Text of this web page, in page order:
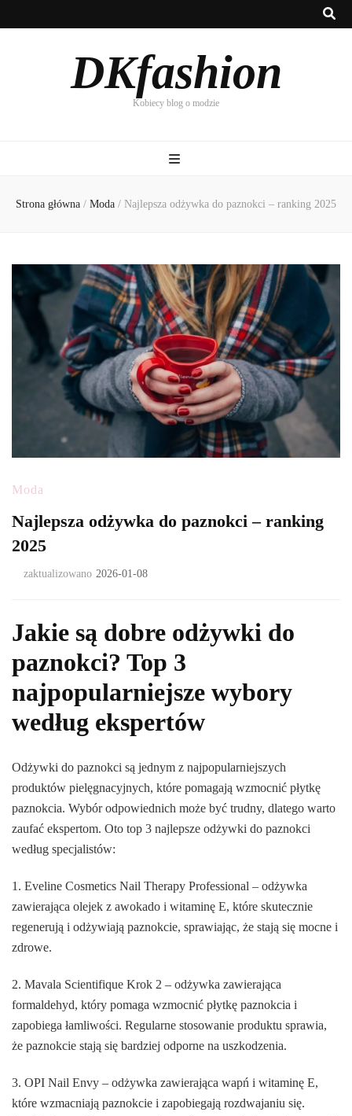
DKfashion
Kobiecy blog o modzie
Strona główna / Moda / Najlepsza odżywka do paznokci – ranking 2025
Moda
Najlepsza odżywka do paznokci – ranking
2025
zaktualizowano 2026-01-08
Jakie są dobre odżywki do
paznokci? Top 3
najpopularniejsze wybory
według ekspertów
Odżywki do paznokci są jednym z najpopularniejszych
produktów pielęgnacyjnych, które pomagają wzmocnić płytkę
paznokcia. Wybór odpowiednich może być trudny, dlatego warto
zaufać ekspertom. Oto top 3 najlepsze odżywki do paznokci
według specjalistów:
1. Eveline Cosmetics Nail Therapy Professional – odżywka
zawierająca olejek z awokado i witaminę E, które skutecznie
regenerują i odżywiają paznokcie, sprawiając, że stają się mocne i
zdrowe.
2. Mavala Scientifique Krok 2 – odżywka zawierająca
formaldehyd, który pomaga wzmocnić płytkę paznokcia i
zapobiega łamliwości. Regularne stosowanie produktu sprawia,
że paznokcie stają się bardziej odporne na uszkodzenia.
3. OPI Nail Envy – odżywka zawierająca wapń i witaminę E,
które wzmacniają paznokcie i zapobiegają rozdwajaniu się.